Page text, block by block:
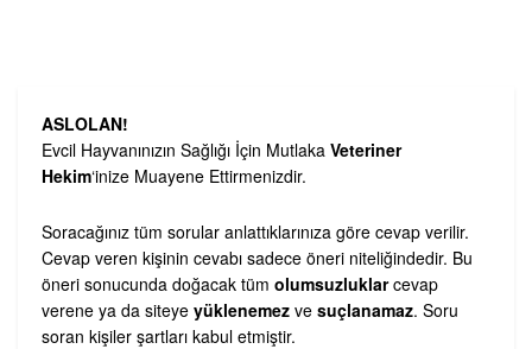
ASLOLAN!
Evcil Hayvanınızın Sağlığı İçin Mutlaka Veteriner
Hekim‘inize Muayene Ettirmenizdir.
Soracağınız tüm sorular anlattıklarınıza göre cevap verilir.
Cevap veren kişinin cevabı sadece öneri niteliğindedir. Bu
öneri sonucunda doğacak tüm olumsuzluklarcevap
verene ya da siteye yüklenemez ve suçlanamaz. Soru
soran kişiler şartları kabul etmiştir.